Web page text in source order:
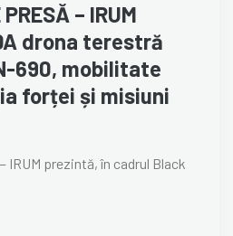
– IRUM
drona terestră
690, mobilitate
forței și misiuni
IRUM prezintă, în cadrul Black